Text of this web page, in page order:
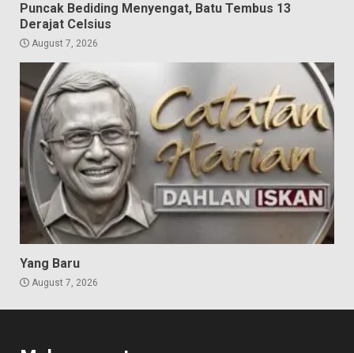
Puncak Bediding Menyengat, Batu Tembus 13
Derajat Celsius
August 7, 2026
Yang Baru
August 7, 2026